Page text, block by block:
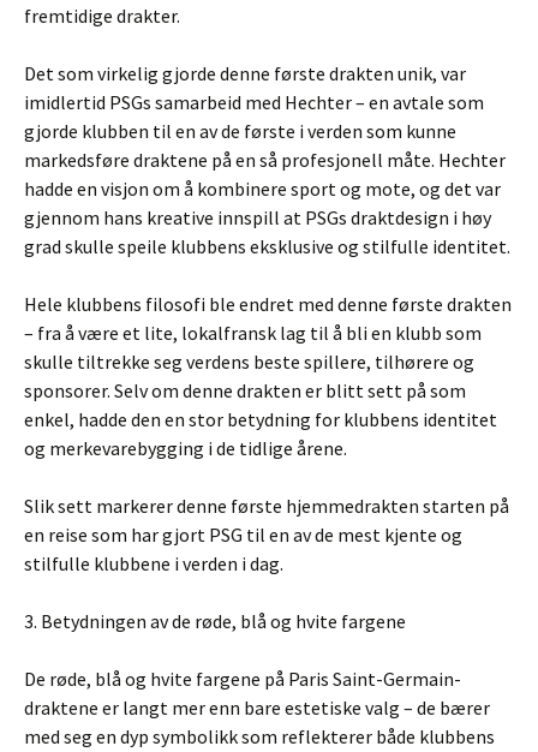
fremtidige drakter.
Det som virkelig gjorde denne første drakten unik, var
imidlertid PSGs samarbeid med Hechter – en avtale som
gjorde klubben til en av de første i verden som kunne
markedsføre draktene på en så profesjonell måte. Hechter
hadde en visjon om å kombinere sport og mote, og det var
gjennom hans kreative innspill at PSGs draktdesign i høy
grad skulle speile klubbens eksklusive og stilfulle identitet.
Hele klubbens filosofi ble endret med denne første drakten
– fra å være et lite, lokalfransk lag til å bli en klubb som
skulle tiltrekke seg verdens beste spillere, tilhørere og
sponsorer. Selv om denne drakten er blitt sett på som
enkel, hadde den en stor betydning for klubbens identitet
og merkevarebygging i de tidlige årene.
Slik sett markerer denne første hjemmedrakten starten på
en reise som har gjort PSG til en av de mest kjente og
stilfulle klubbene i verden i dag.
3. Betydningen av de røde, blå og hvite fargene
De røde, blå og hvite fargene på Paris Saint-Germain-
draktene er langt mer enn bare estetiske valg – de bærer
med seg en dyp symbolikk som reflekterer både klubbens